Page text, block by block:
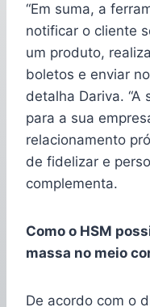
“Em suma, a
notificar o cliente
um produto,
boletos e enviar
detalha Dariva. “A
para a sua
relacionamento
de fidelizar e
complementa.
Como o HSM
massa no meio
De acordo com o